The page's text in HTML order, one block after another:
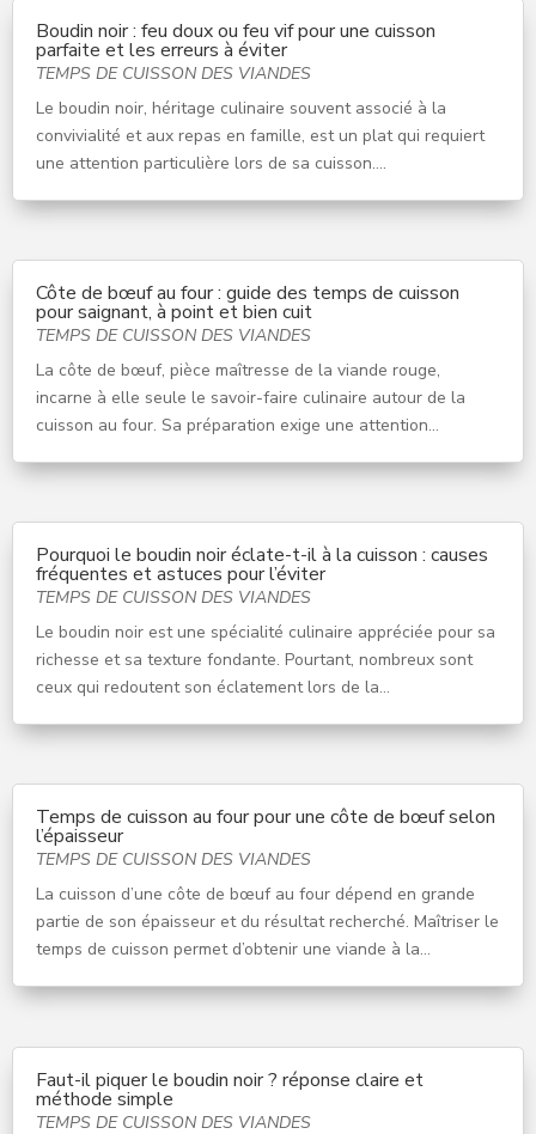
Boudin noir : feu doux ou feu vif pour une cuisson
parfaite et les erreurs à éviter
TEMPS DE CUISSON DES VIANDES
Le boudin noir, héritage culinaire souvent associé à la
convivialité et aux repas en famille, est un plat qui requiert
une attention particulière lors de sa cuisson....
Côte de bœuf au four : guide des temps de cuisson
pour saignant, à point et bien cuit
TEMPS DE CUISSON DES VIANDES
La côte de bœuf, pièce maîtresse de la viande rouge,
incarne à elle seule le savoir-faire culinaire autour de la
cuisson au four. Sa préparation exige une attention...
Pourquoi le boudin noir éclate-t-il à la cuisson : causes
fréquentes et astuces pour l’éviter
TEMPS DE CUISSON DES VIANDES
Le boudin noir est une spécialité culinaire appréciée pour sa
richesse et sa texture fondante. Pourtant, nombreux sont
ceux qui redoutent son éclatement lors de la...
Temps de cuisson au four pour une côte de bœuf selon
l’épaisseur
TEMPS DE CUISSON DES VIANDES
La cuisson d’une côte de bœuf au four dépend en grande
partie de son épaisseur et du résultat recherché. Maîtriser le
temps de cuisson permet d’obtenir une viande à la...
Faut-il piquer le boudin noir ? réponse claire et
méthode simple
TEMPS DE CUISSON DES VIANDES